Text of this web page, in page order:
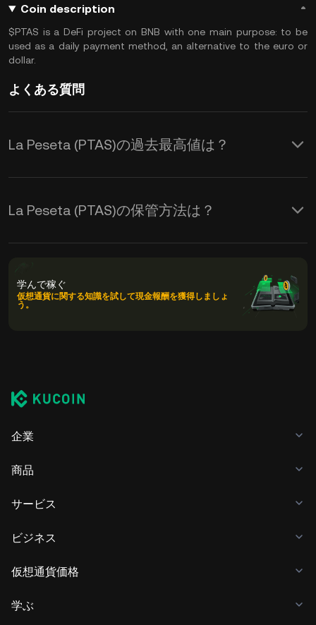
Coin description
$PTAS is a DeFi project on BNB with one main purpose: to be
used as a daily payment method, an alternative to the euro or
dollar.
よくある質問
La Peseta (PTAS)の過去最高値は？
La Peseta (PTAS)の保管方法は？
学んで稼ぐ
仮想通貨に関する知識を試して現金報酬を獲得しましょ
う。
企業
商品
サービス
ビジネス
仮想通貨価格
学ぶ